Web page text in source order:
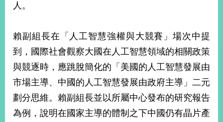
與
區
國
際
傳
播
政
府
人。
賴副組長在「人工智慧強權與大競賽」場次中提
到，國際社會觀察大國在人工智慧領域的相關政策
與競逐時，應跳脫簡化的「美國的人工智慧發展由
市場主導、中國的人工智慧發展由政府主導」二元
劃分思維。賴副組長並以所屬中心發布的研究報告
為例，說明在國家主導的體制之下中國仍有晶片產